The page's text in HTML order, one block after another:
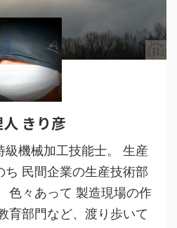
きり彦
級機械加工技能士。 生産
ち 民間企業の生産技術部
色々あって 製造現場の作
育部門など、渡り歩いて